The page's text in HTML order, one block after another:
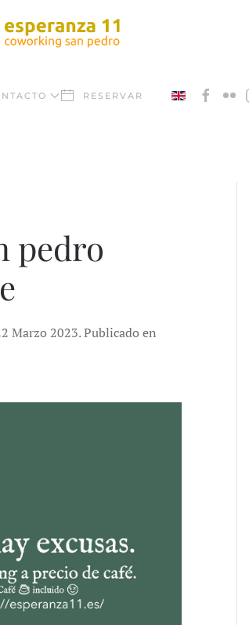
RESERVAR
pedro
Marzo 2023. Publicado en